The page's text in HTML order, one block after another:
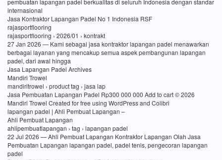
pembuatan lapangan padel berkualitas di seluruh Indonesia dengan standar
internasional
Jasa Kontraktor Lapangan Padel No 1 Indonesia RSF
rajasportflooring
rajasportflooring › 2026/01 › kontrakt
27 Jan 2026 — Kami sebagai jasa kontraktor lapangan padel menawarkan
berbagai layanan yang mencakup semua aspek pembangunan lapangan
padel, dari awal hingga
Jasa Lapangan Padel Archives
Mandiri Trowel
mandiritrowel › product tag › jasa lap
Jasa Pembuatan Lapangan Padel Rp300 000 000 Add to cart © 2026
Mandiri Trowel Created for free using WordPress and Colibri
lapangan padel | Ahli Pembuat Lapangan –
Ahli Pembuat Lapangan
ahlipembuatlapangan › tag › lapangan padel
22 Jul 2026 — Ahli Pembuat Lapangan Kontraktor Lapangan Olah Jasa
Pembuatan Lapangan lapangan padel, padel tenis, pengecoran lapangan
padel